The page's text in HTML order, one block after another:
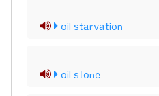
oil starvation
oil stone